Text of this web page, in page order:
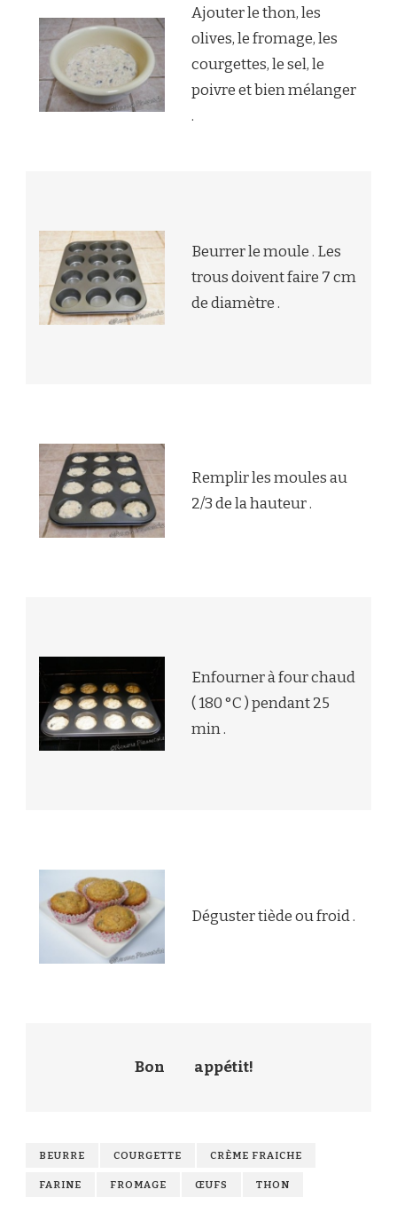
Ajouter le thon, les
olives, le fromage, les
courgettes, le sel, le
poivre et bien mélanger
.
Beurrer le moule . Les
trous doivent faire 7 cm
de diamètre .
Remplir les moules au
2/3 de la hauteur .
Enfourner à four chaud
( 180 °C ) pendant 25
min .
Déguster tiède ou froid .
Bon appétit!
BEURRE COURGETTE CRÈME FRAICHE
FARINE FROMAGE ŒUFS THON